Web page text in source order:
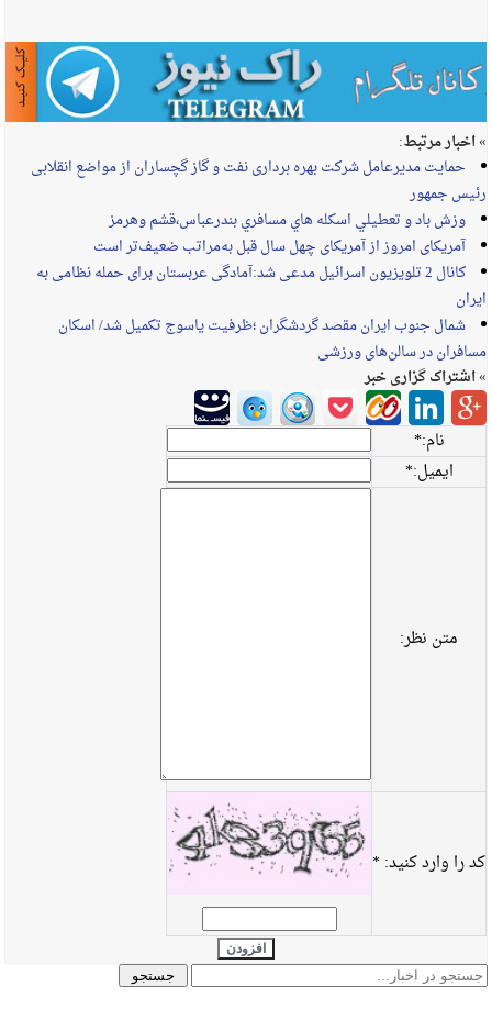
» اخبار مرتبط:
حمایت مدیرعامل شرکت بهره برداری نفت و گاز گچساران از مواضع انقلابی
رئیس جمهور
وزش باد و تعطيلي اسکله هاي مسافري بندرعباس،قشم وهرمز
آمریکای امروز از آمریکای چهل سال قبل به‌مراتب ضعیف‌تر است
کانال 2 تلویزیون اسرائیل مدعی شد:آمادگی‌ عربستان برای حمله نظامی به
ایران
شمال جنوب ایران مقصد گردشگران ؛ظرفیت یاسوج تکمیل شد/ اسکان
مسافران در سالن‌های ورزشی
» اشتراک گزاری خبر
نام:*
ایمیل:*
متن نظر:
کد را وارد کنید:*
افزودن